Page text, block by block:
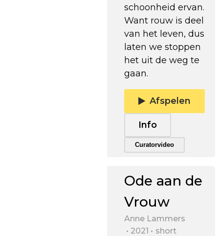
schoonheid ervan.
Want rouw is deel
van het leven, dus
laten we stoppen
het uit de weg te
gaan.
Afspelen
Info
Curatorvideo
Ode aan de
Vrouw
Anne Lammers
2021
short